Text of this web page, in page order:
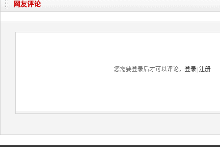
网友评论
您需要登录后才可以评论， 登录| 注册